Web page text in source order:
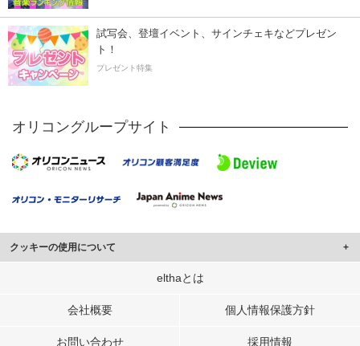
試写会、登壇イベント、サインチェキなどプレゼン
ト！
プレゼント特集
オリコングループサイト
クッキーの使用について
このサイトでは Cookie を使用して、ユーザーに合わせたコンテンツや広告の
行っています。
メディアや広告配信、データ解析の各パートナーに提供しています。
elthaとは
会社概要 個人情報保護方針
お問い合わせ 採用情報